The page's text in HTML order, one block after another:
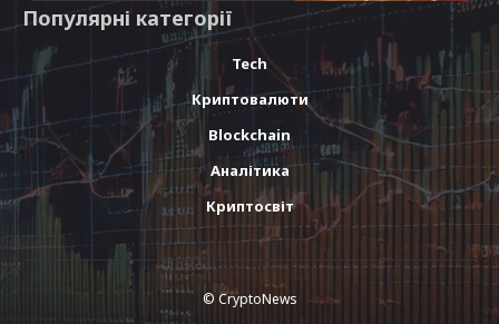
Популярні категорії
Tech
Криптовалюти
Blockchain
Аналітика
Криптосвіт
© CryptoNews